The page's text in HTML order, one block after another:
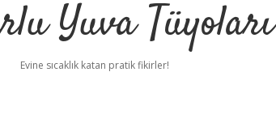
Yuva Tüyoları
Evine sıcaklık katan pratik fikirler!